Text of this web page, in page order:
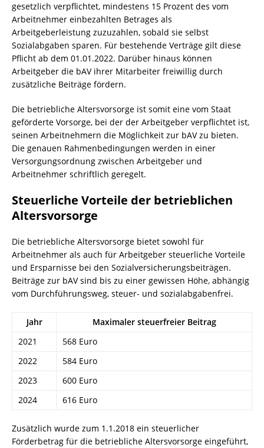
gesetzlich verpflichtet, mindestens 15 Prozent des vom
Arbeitnehmer einbezahlten Betrages als
Arbeitgeberleistung zuzuzahlen, sobald sie selbst
Sozialabgaben sparen. Für bestehende Verträge gilt diese
Pflicht ab dem 01.01.2022. Darüber hinaus können
Arbeitgeber die bAV ihrer Mitarbeiter freiwillig durch
zusätzliche Beiträge fördern.
Die betriebliche Altersvorsorge ist somit eine vom Staat
geförderte Vorsorge, bei der der Arbeitgeber verpflichtet ist,
seinen Arbeitnehmern die Möglichkeit zur bAV zu bieten.
Die genauen Rahmenbedingungen werden in einer
Versorgungsordnung zwischen Arbeitgeber und
Arbeitnehmer schriftlich geregelt.
Steuerliche Vorteile der betrieblichen
Altersvorsorge
Die betriebliche Altersvorsorge bietet sowohl für
Arbeitnehmer als auch für Arbeitgeber steuerliche Vorteile
und Ersparnisse bei den Sozialversicherungsbeiträgen.
Beiträge zur bAV sind bis zu einer gewissen Höhe, abhängig
vom Durchführungsweg, steuer- und sozialabgabenfrei.
Jahr
Maximaler steuerfreier Beitrag
2021
568 Euro
2022
584 Euro
2023
600 Euro
2024
616 Euro
Zusätzlich wurde zum 1.1.2018 ein steuerlicher
Förderbetrag für die betriebliche Altersvorsorge eingeführt,